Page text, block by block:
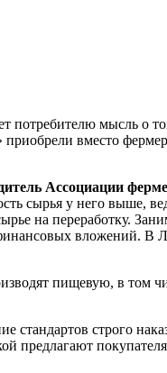
потребителю мысль о
вместо
Ассоциации
сырья у него выше,
на переработку.
вложений. В
пищевую, в том
стандартов строго
предлагают